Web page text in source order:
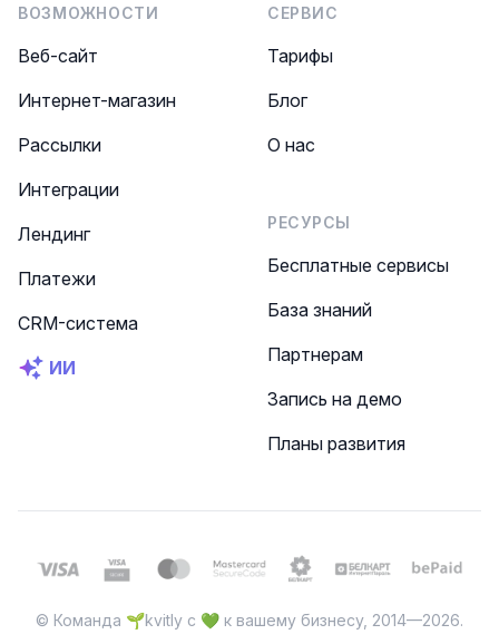
ВОЗМОЖНОСТИ
Веб-сайт
Интернет-магазин
Рассылки
Интеграции
Лендинг
Платежи
CRM-система
ИИ
СЕРВИС
Тарифы
Блог
О нас
РЕСУРСЫ
Бесплатные сервисы
База знаний
Партнерам
Запись на демо
Планы развития
© Команда 🌱kvitly с 💚 к вашему бизнесу, 2014—2026.